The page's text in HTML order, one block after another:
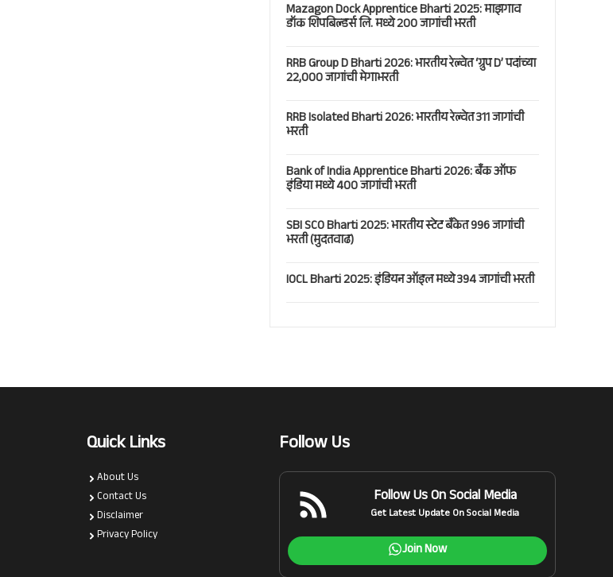
Mazagon Dock Apprentice Bharti 2025: माझगाव
डॉक शिपबिल्डर्स लि. मध्ये 200 जागांची भरती
RRB Group D Bharti 2026: भारतीय रेल्वेत ‘ग्रुप D’ पदांच्या
22,000 जागांची मेगाभरती
RRB Isolated Bharti 2026: भारतीय रेल्वेत 311 जागांची
भरती
Bank of India Apprentice Bharti 2026: बँक ऑफ
इंडिया मध्ये 400 जागांची भरती
SBI SCO Bharti 2025: भारतीय स्टेट बँकेत 996 जागांची
भरती (मुदतवाढ)
IOCL Bharti 2025: इंडियन ऑइल मध्ये 394 जागांची भरती
Quick Links
About Us
Contact Us
Disclaimer
Privacy Policy
Follow Us
Follow Us On Social Media
Get Latest Update On Social Media
Join Now